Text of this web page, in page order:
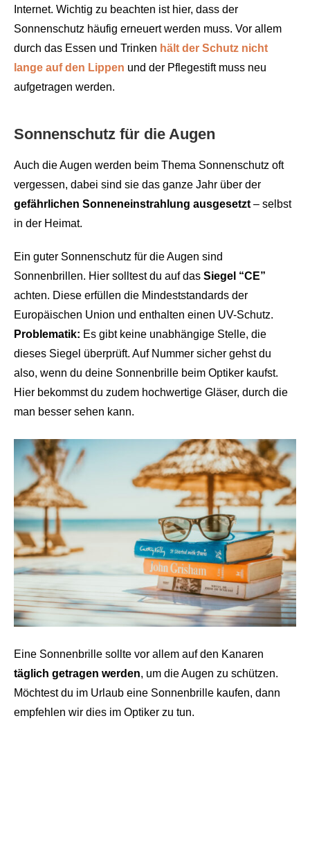
Internet. Wichtig zu beachten ist hier, dass der
Sonnenschutz häufig erneuert werden muss. Vor allem
durch das Essen und Trinken hält der Schutz nicht
lange auf den Lippen und der Pflegestift muss neu
aufgetragen werden.
Sonnenschutz für die Augen
Auch die Augen werden beim Thema Sonnenschutz oft
vergessen, dabei sind sie das ganze Jahr über der
gefährlichen Sonneneinstrahlung ausgesetzt – selbst
in der Heimat.
Ein guter Sonnenschutz für die Augen sind
Sonnenbrillen. Hier solltest du auf das Siegel “CE”
achten. Diese erfüllen die Mindeststandards der
Europäischen Union und enthalten einen UV-Schutz.
Problematik: Es gibt keine unabhängige Stelle, die
dieses Siegel überprüft. Auf Nummer sicher gehst du
also, wenn du deine Sonnenbrille beim Optiker kaufst.
Hier bekommst du zudem hochwertige Gläser, durch die
man besser sehen kann.
Eine Sonnenbrille sollte vor allem auf den Kanaren
täglich getragen werden, um die Augen zu schützen.
Möchtest du im Urlaub eine Sonnenbrille kaufen, dann
empfehlen wir dies im Optiker zu tun.